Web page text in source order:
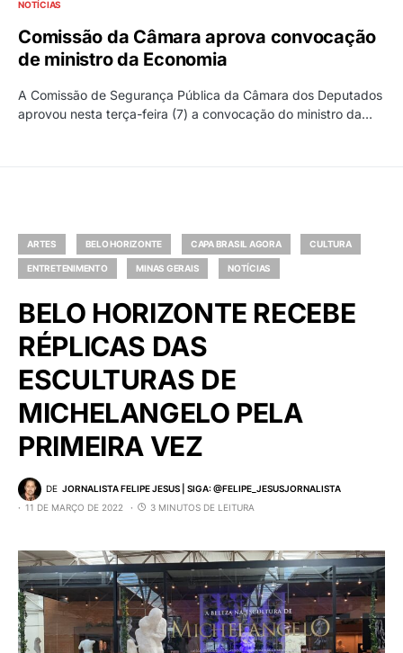
NOTÍCIAS
Comissão da Câmara aprova convocação
de ministro da Economia
A Comissão de Segurança Pública da Câmara dos Deputados
aprovou nesta terça-feira (7) a convocação do ministro da…
ARTES BELO HORIZONTE CAPA BRASIL AGORA CULTURA
ENTRETENIMENTO MINAS GERAIS NOTÍCIAS
BELO HORIZONTE RECEBE
RÉPLICAS DAS
ESCULTURAS DE
MICHELANGELO PELA
PRIMEIRA VEZ
DE JORNALISTA FELIPE JESUS | SIGA: @FELIPE_JESUSJORNALISTA
11 DE MARÇO DE 2022
3 MINUTOS DE LEITURA